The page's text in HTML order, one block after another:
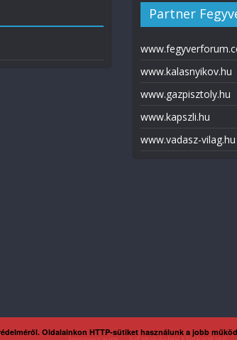
Partner
www.kalasnyikov.hu
www.gazpisztoly.hu
www.kapszli.hu
www.vadasz-vilag.hu
Oldalainkon HTTP-sütiket használunk a jobb